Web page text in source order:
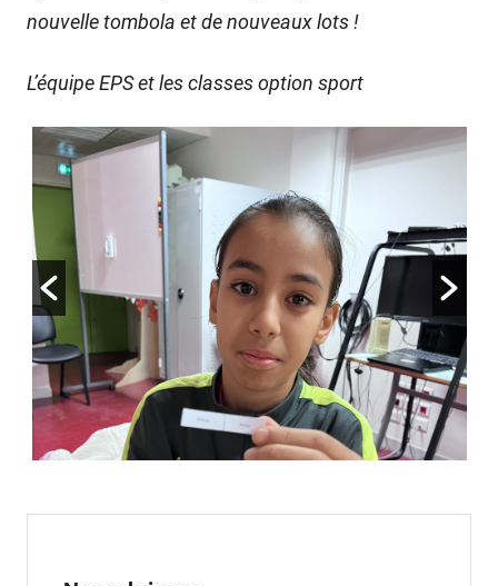
nouvelle tombola et de nouveaux lots !
L’équipe EPS et les classes option sport